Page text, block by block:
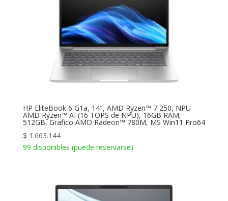
HP EliteBook 6 G1a, 14″, AMD Ryzen™ 7 250, NPU
AMD Ryzen™ AI (16 TOPS de NPU), 16GB RAM,
512GB, Grafico AMD Radeon™ 780M, MS Win11 Pro64
$ 1.663.144
99 disponibles (puede reservarse)